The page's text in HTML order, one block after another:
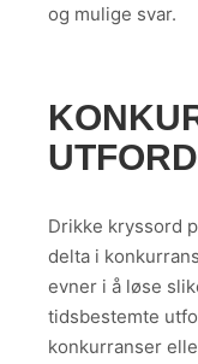
og mulige svar.
Drikke kryssord
delta i
evner i å løse
tidsbestemte
konkurranser